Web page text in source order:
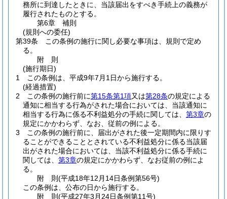
務所に到達したときに、当該届出をすべき手続上の義務が
履行されたものとする。
第6章
補則
(規則への委任)
第39条
この条例の施行に関し必要な事項は、規則で定め
る。
附 則
(施行期日)
1
この条例は、平成9年7月1日から施行する。
(経過措置)
2
この条例の施行前に第15条第1項又は第28条の規定による
通知に相当する行為がされた場合においては、当該通知に
相当する行為に係る不利益処分の手続に関しては、 第3章の
規定にかかわらず、なお、従前の例による。
3
この条例の施行前に、届出がされた後一定期間内に限りす
ることができることとされている不利益処分に係る当該届
出がされた場合においては、当該不利益処分に係る手続に
関しては、 第3章の規定にかかわらず、なお従前の例によ
る。
附 則(平成18年12月14日条例第56号)
この条例は、公布の日から施行する。
附 則(平成27年3月24日条例第11号)